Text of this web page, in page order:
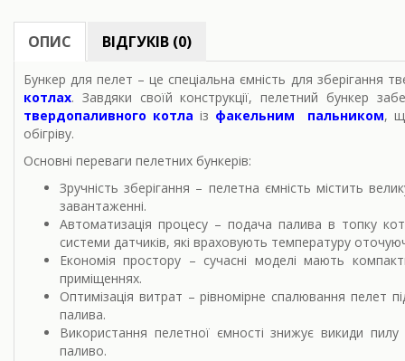
ОПИС ВІДГУКІВ (0)
Бункер для пелет – це спеціальна ємність для зберігання
котлах. Завдяки своїй конструкції, пелетний бункер
твердопаливного котла із факельним пальником,
обігріву.
Основні переваги пелетних бункерів:
Зручність зберігання – пелетна ємність містить
завантаженні.
Автоматизація процесу – подача палива в топку
системи датчиків, які враховують температуру
Економія простору – сучасні моделі мають
приміщеннях.
Оптимізація витрат – рівномірне спалювання пелет
палива.
Використання пелетної ємності знижує викиди
паливо.